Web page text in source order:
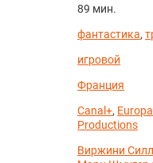
89 мин.
фантастика,
игровой
Франция
Canal+,
Productions
Виржини